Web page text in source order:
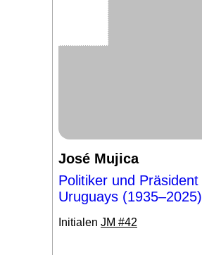
José Mujica
Politiker und Präsident
Uruguays (1935–2025)
Initialen JM #42